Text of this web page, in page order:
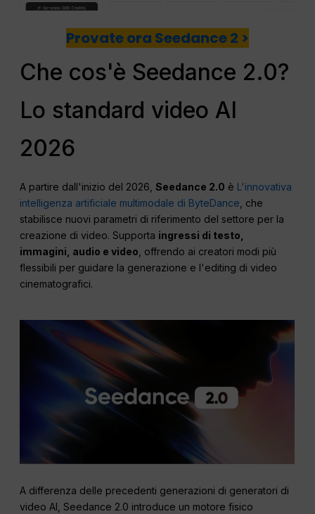
Provate ora Seedance 2 >
Che cos'è Seedance 2.0?
Lo standard video AI
2026
A partire dall'inizio del 2026,Seedance 2.0 è L'innovativa
intelligenza artificiale multimodale di ByteDance , che
stabilisce nuovi parametri di riferimento del settore per la
creazione di video. Supporta ingressi di testo,
immagini, audio e video , offrendo ai creatori modi più
flessibili per guidare la generazione e l'editing di video
cinematografici.
A differenza delle precedenti generazioni di generatori di
video AI, Seedance 2.0 introduce un motore fisico